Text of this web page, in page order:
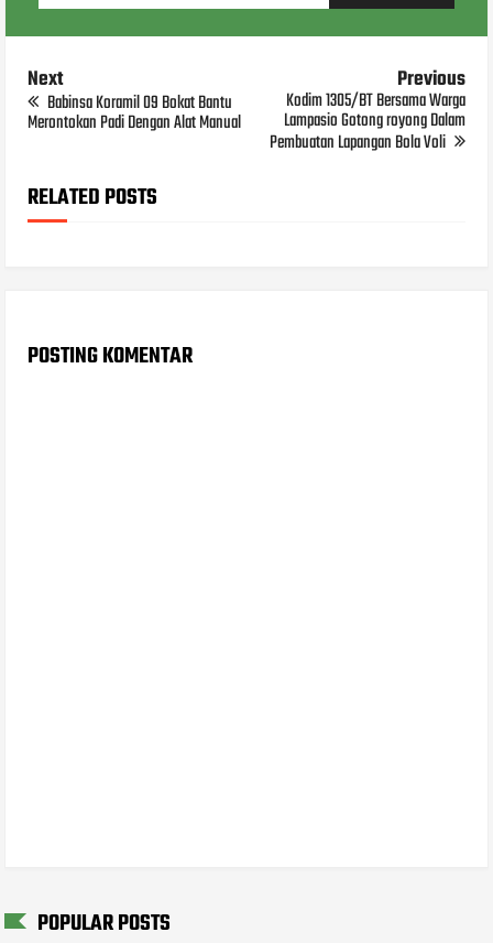
Next
Babinsa Koramil 09 Bokat Bantu
Merontokan Padi Dengan Alat Manual
Previous
Kodim 1305/BT Bersama Warga
Lampasio Gotong royong Dalam
Pembuatan Lapangan Bola Voli
RELATED POSTS
POSTING KOMENTAR
POPULAR POSTS